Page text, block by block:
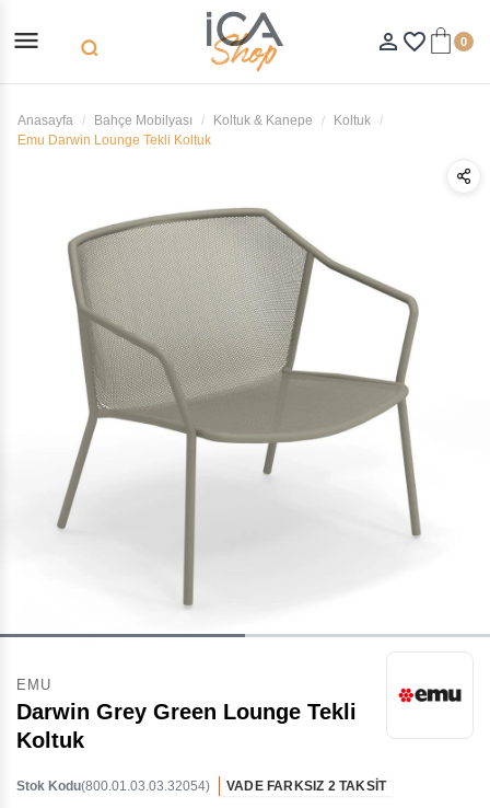
menu search person_outline favorite_border 0
Anasayfa Bahçe Mobilyası Koltuk & Kanepe
Koltuk
Emu Darwin Lounge Tekli Koltuk
EMU
Darwin Grey Green Lounge Tekli
Koltuk
(800.01.03.03.32054)
Stok Kodu VADE FARKSIZ 2 TAKSİT